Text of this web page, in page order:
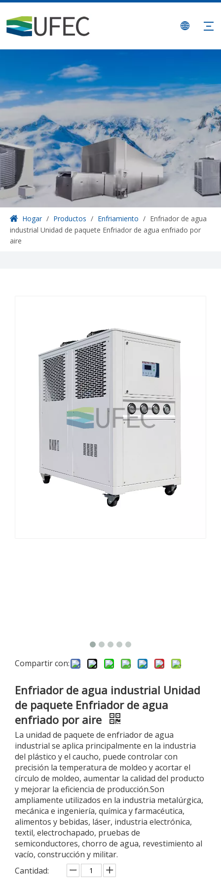
Hogar / Productos / Enfriamiento / Enfriador de agua
industrial Unidad de paquete Enfriador de agua enfriado por
aire
Compartir con:
Enfriador de agua industrial Unidad
de paquete Enfriador de agua
enfriado por aire
La unidad de paquete de enfriador de agua
industrial se aplica principalmente en la industria
del plástico y el caucho, puede controlar con
precisión la temperatura de moldeo y acortar el
círculo de moldeo, aumentar la calidad del producto
y mejorar la eficiencia de producción.Son
ampliamente utilizados en la industria metalúrgica,
mecánica e ingeniería, química y farmacéutica,
alimentos y bebidas, láser, industria electrónica,
textil, electrochapado, pruebas de
semiconductores, chorro de agua, revestimiento al
vacío, construcción y militar.
Cantidad: